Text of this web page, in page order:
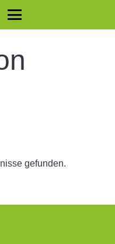
gefunden.